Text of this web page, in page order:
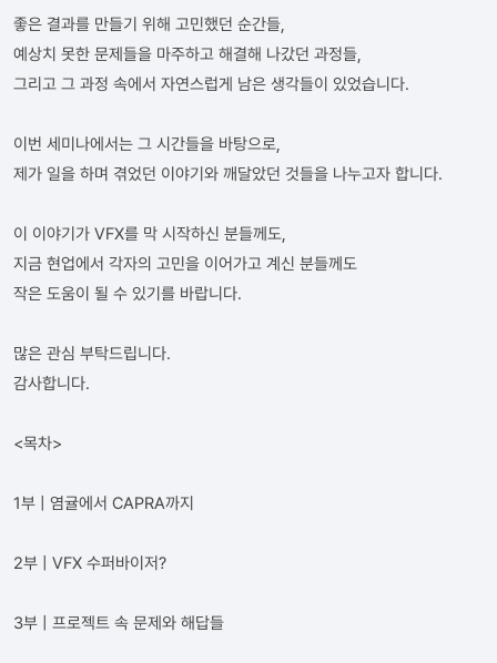
좋은 결과를 만들기 위해 고민했던 순간들,
예상치 못한 문제들을 마주하고 해결해 나갔던 과정들,
그리고 그 과정 속에서 자연스럽게 남은 생각들이 있었습니다.
이번 세미나에서는 그 시간들을 바탕으로,
제가 일을 하며 겪었던 이야기와 깨달았던 것들을 나누고자 합니다.
이 이야기가 VFX를 막 시작하신 분들께도,
지금 현업에서 각자의 고민을 이어가고 계신 분들께도
작은 도움이 될 수 있기를 바랍니다.
많은 관심 부탁드립니다.
감사합니다.
<목차>
1부 | 염귤에서 CAPRA까지
2부 | VFX 수퍼바이저?
3부 | 프로젝트 속 문제와 해답들